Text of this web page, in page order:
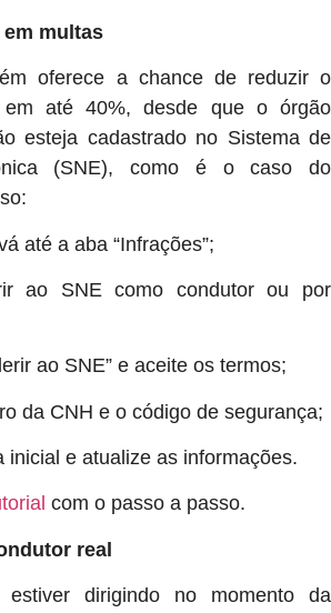
em multas
oferece a chance de reduzir o
até 40%, desde que o órgão
esteja cadastrado no Sistema de
(SNE), como é o caso do
até a aba “Infrações”;
ao SNE como condutor ou por
ao SNE” e aceite os termos;
da CNH e o código de segurança;
inicial e atualize as informações.
com o passo a passo.
real
dirigindo no momento da